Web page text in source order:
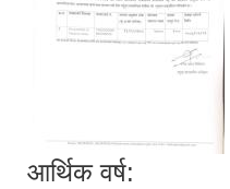
आर्थिक वर्ष: